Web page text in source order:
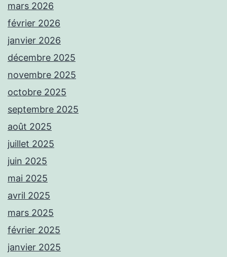
mars 2026
février 2026
janvier 2026
décembre 2025
novembre 2025
octobre 2025
septembre 2025
août 2025
juillet 2025
juin 2025
mai 2025
avril 2025
mars 2025
février 2025
janvier 2025